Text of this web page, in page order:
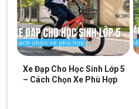
Xe Đạp Cho Học Sinh Lớp 5
– Cách Chọn Xe Phù Hợp